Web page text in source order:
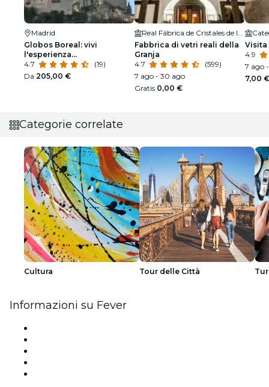
Madrid
Globos Boreal: vivi
l'esperienza
indimenticabile del volo in
mongolfiera!
4.7
(19)
Da 205,00 €
Real Fábrica de Cristales de la Granja
Fabbrica di vetri reali della
Granja
4.7
(599)
7 ago - 30 ago
Gratis 0,00 €
Visita
4.9
7 ago
7,00 €
Categorie correlate
Cultura Tour delle Città
Informazioni su Fever